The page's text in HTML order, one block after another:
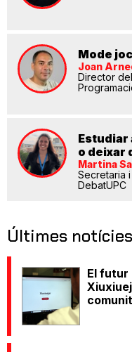
Mode joc
Joan
Director
Estudiar
o deixar
Martina
Secretaria
DebatUPC
Últimes notícies
El futur